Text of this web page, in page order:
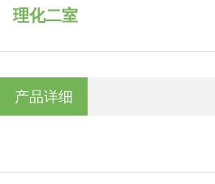
理化二室
产品详细